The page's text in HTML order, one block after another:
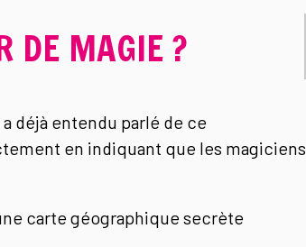
DE MAGIE ?
déjà entendu parlé de ce
en indiquant que les magiciens
carte géographique secrète